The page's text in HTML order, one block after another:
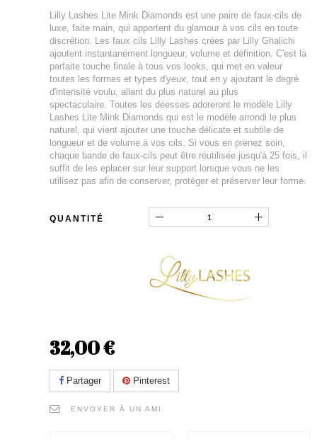
Lilly Lashes Lite Mink Diamonds est une paire de faux-cils de
luxe, faite main, qui apportent du glamour à vos cils en toute
discrétion. Les faux cils Lilly Lashes crées par Lilly Ghalichi
ajoutent instantanément longueur, volume et définition. C'est la
parfaite touche finale à tous vos looks, qui met en valeur
toutes les formes et types d'yeux, tout en y ajoutant le degré
d'intensité voulu, allant du plus naturel au plus
spectaculaire. Toutes les déesses adoreront le modèle Lilly
Lashes Lite Mink Diamonds qui est le modèle arrondi le plus
naturel, qui vient ajouter une touche délicate et subtile de
longueur et de volume à vos cils. Si vous en prenez soin,
chaque bande de faux-cils peut être réutilisée jusqu'à 25 fois, il
suffit de les eplacer sur leur support lorsque vous ne les
utilisez pas afin de conserver, protéger et préserver leur forme.
QUANTITÉ
32,00 €
Partager Pinterest
ENVOYER À UN AMI